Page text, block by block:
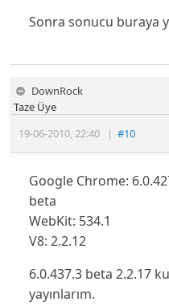
Sonra sonucu buraya
DownRock
19-06-2010,22:40 |#10
Taze Üye
Google Chrome:
beta
WebKit: 534.1
V8: 2.2.12
6.0.437.3 beta 2.2.17
yayınlarım.